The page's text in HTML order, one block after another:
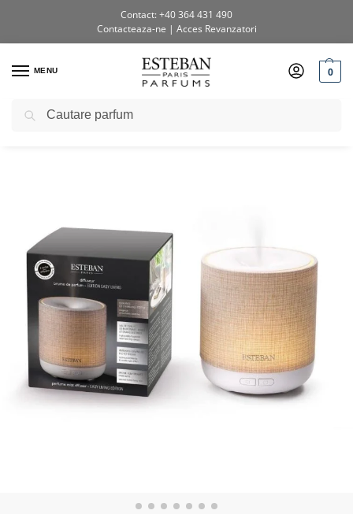
Contact: +40 364 431 490
Contacteaza-ne | Acces Revanzatori
MENU 0
Prima pagină / Shop / Difuzoare electrice